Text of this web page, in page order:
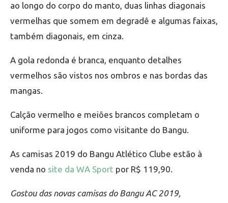
ao longo do corpo do manto, duas linhas diagonais
vermelhas que somem em degradê e algumas faixas,
também diagonais, em cinza.
A gola redonda é branca, enquanto detalhes
vermelhos são vistos nos ombros e nas bordas das
mangas.
Calção vermelho e meiões brancos completam o
uniforme para jogos como visitante do Bangu.
As camisas 2019 do Bangu Atlético Clube estão à
venda no site da WA Sport por R$ 119,90.
Gostou das novas camisas do Bangu AC 2019,